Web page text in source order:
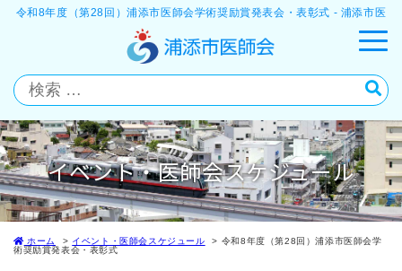
令和8年度（第28回）浦添市医師会学術奨励賞発表会・表彰式 - 浦添市医
イベント・医師会スケジュール
ホーム イベント・医師会スケジュール
令和8年度（第28回）浦添市医師会学
術奨励賞発表会・表彰式